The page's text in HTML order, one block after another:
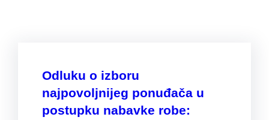
Odluku o izboru
najpovoljnijeg ponuđača u
postupku nabavke robe: